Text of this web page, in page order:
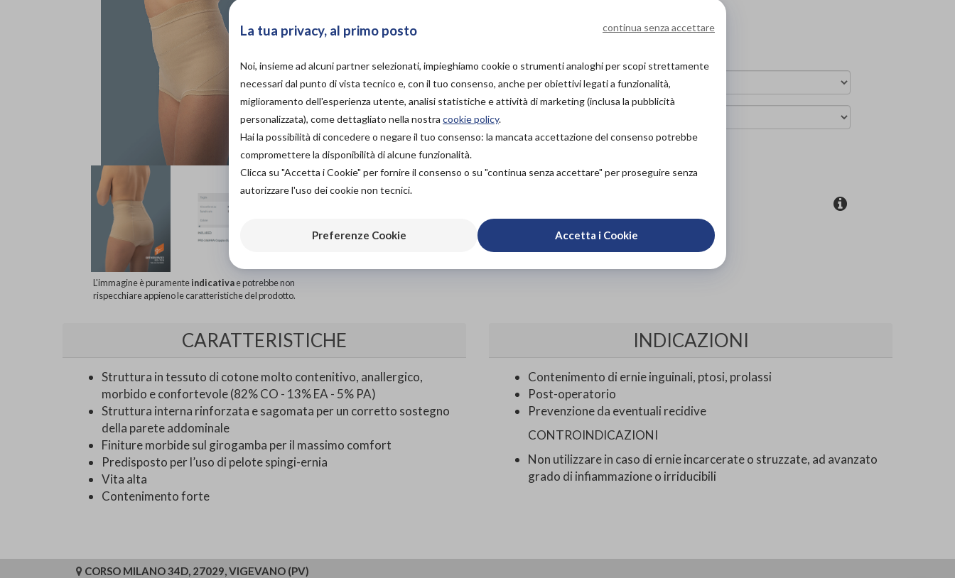
L'immagine è puramenteindicativae potrebbe non
rispecchiare appieno le caratteristiche del prodotto.
Inclusi: PR5-24699W Coppia di pelote spingi ernia donna
PROVA E ACQUISTA IN
NEGOZIO
DA63,00€
PROVA E NOLEGGIA IN
NEGOZIO
NON DISPONIBILE
ACQUISTA ONLINE
CARATTERISTICHE
Struttura in tessuto di cotone molto contenitivo, anallergico,
morbido e confortevole (82% CO - 13% EA - 5% PA)
Struttura interna rinforzata e sagomata per un corretto sostegno
della parete addominale
Finiture morbide sul girogamba per il massimo comfort
Predisposto per l’uso di pelote spingi-ernia
Vita alta
Contenimento forte
INDICAZIONI
Contenimento di ernie inguinali, ptosi, prolassi
Post-operatorio
Prevenzione da eventuali recidive
CONTROINDICAZIONI
Non utilizzare in caso di ernie incarcerate o struzzate, ad avanzato
grado di infiammazione o irriducibili
CORSO MILANO 34D, 27029, VIGEVANO (PV)
La tua privacy, al primo posto continua senza accettare
Noi, insieme ad alcuni partner selezionati, impieghiamo cookie o strumenti analoghi per scopi strettamente
necessari dal punto di vista tecnico e, con il tuo consenso, anche per obiettivi legati a funzionalità,
miglioramento dell'esperienza utente, analisi statistiche e attività di marketing (inclusa la pubblicità
personalizzata), come dettagliato nella nostra cookie policy.
Hai la possibilità di concedere o negare il tuo consenso: la mancata accettazione del consenso potrebbe
compromettere la disponibilità di alcune funzionalità.
Clicca su "Accetta i Cookie" per fornire il consenso o su "continua senza accettare" per proseguire senza
autorizzare l'uso dei cookie non tecnici.
Preferenze Cookie Accetta i Cookie